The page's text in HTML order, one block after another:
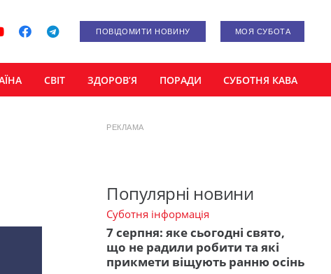
ПОВІДОМИТИ НОВИНУ МОЯ СУБОТА
СВІТ ЗДОРОВ’Я ПОРАДИ СУБОТНЯ КАВА
РЕКЛАМА
Популярні новини
Суботня інформація
7 серпня: яке сьогодні свято,
що не радили робити та які
прикмети віщують ранню осінь